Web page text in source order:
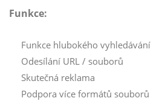
Funkce:
Funkce hlubokého vyhledávání
Odesílání URL / souborů
Skutečná reklama
Podpora více formátů souborů